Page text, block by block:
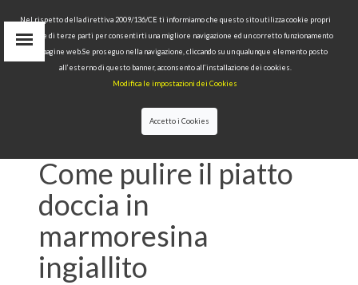
Area Riservata
>> CONSIGLI >>
Come pulire il piatto
doccia in
marmoresina
ingiallito
Nel rispetto della direttiva 2009/136/CE ti informiamo che questo sito utilizza cookie propri
tecnici e di terze parti per consentirti una migliore navigazione ed un corretto funzionamento
delle pagine web.Se proseguo nella navigazione, cliccando su un qualunque elemento posto
all’esterno di questo banner, acconsento all’installazione dei cookies.
Modifica le impostazioni dei Cookies
Accetto i Cookies